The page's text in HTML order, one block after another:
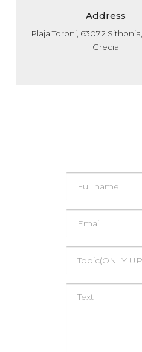
Address
Plaja Toroni, 63072
Grecia